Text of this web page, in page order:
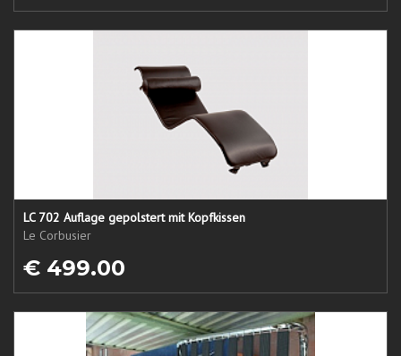
LC 702 Auflage gepolstert mit Kopfkissen
Le Corbusier
€ 499.00